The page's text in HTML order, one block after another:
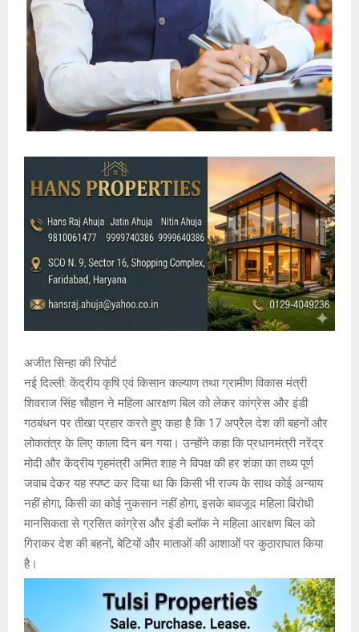
अजीत सिन्हा की रिपोर्ट
नई दिल्ली: केंद्रीय कृषि एवं किसान कल्याण तथा ग्रामीण विकास मंत्री
शिवराज सिंह चौहान ने महिला आरक्षण बिल को लेकर कांग्रेस और इंडी
गठबंधन पर तीखा प्रहार करते हुए कहा है कि 17 अप्रैल देश की बहनों और
लोकतंत्र के लिए काला दिन बन गया। उन्होंने कहा कि प्रधानमंत्री नरेंद्र
मोदी और केंद्रीय गृहमंत्री अमित शाह ने विपक्ष की हर शंका का तथ्य पूर्ण
जवाब देकर यह स्पष्ट कर दिया था कि किसी भी राज्य के साथ कोई अन्याय
नहीं होगा, किसी का कोई नुकसान नहीं होगा, इसके बावजूद महिला विरोधी
मानसिकता से ग्रसित कांग्रेस और इंडी ब्लॉक ने महिला आरक्षण बिल को
गिराकर देश की बहनों, बेटियों और माताओं की आशाओं पर कुठाराघात किया
है।